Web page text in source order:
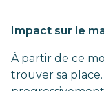
Impact sur le
À partir de ce
trouver sa